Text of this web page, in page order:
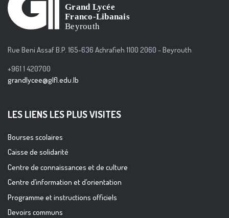
Rue Beni Assaf B.P. 165-636 Achrafieh 1100 2060 - Beyrouth
+961 1 420700
grandlycee@glfl.edu.lb
LES LIENS LES PLUS VISITES
Bourses scolaires
Caisse de solidarité
Centre de connaissances et de culture
Centre d’information et d’orientation
Programme et instructions officiels
Devoirs communs